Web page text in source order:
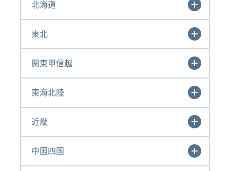
北海道
東北
関東甲信越
東海北陸
近畿
中国四国